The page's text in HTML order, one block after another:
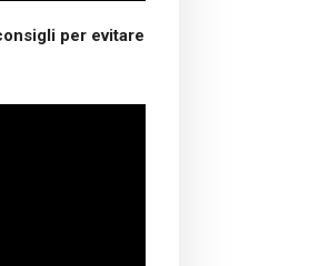
per evitare